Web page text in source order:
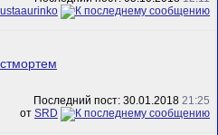
Последний пост: 30.01.2018 21:25
от SRD